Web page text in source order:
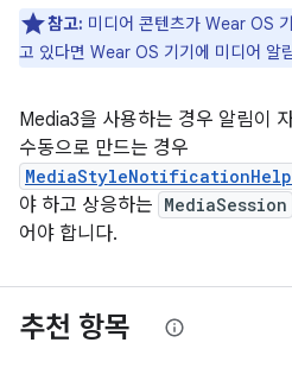
참고: 미디어 콘텐츠가 Wear OS
고 있다면 Wear OS 기기에 미디어 알
Media3을 사용하는 경우 알림이
수동으로 만드는 경우
야 하고 상응하는 MediaSession
어야 합니다.
추천 항목